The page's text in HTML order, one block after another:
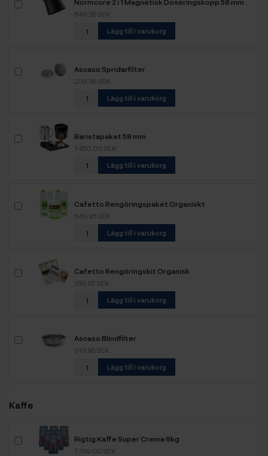
Svart
649,95 SEK
Lägg till i varukorg
Ascaso Spridarfilter
239,95 SEK
Lägg till i varukorg
Baristapaket 58 mm
1 450,00 SEK
Lägg till i varukorg
Cafetto Rengöringspaket Organiskt
649,95 SEK
Lägg till i varukorg
Cafetto Rengöringskit Organisk
169,95 SEK
Lägg till i varukorg
Ascaso Blindfilter
319,95 SEK
Lägg till i varukorg
Kaffe
Rigtig Kaffe Super Crema 6kg
1 799,00 SEK